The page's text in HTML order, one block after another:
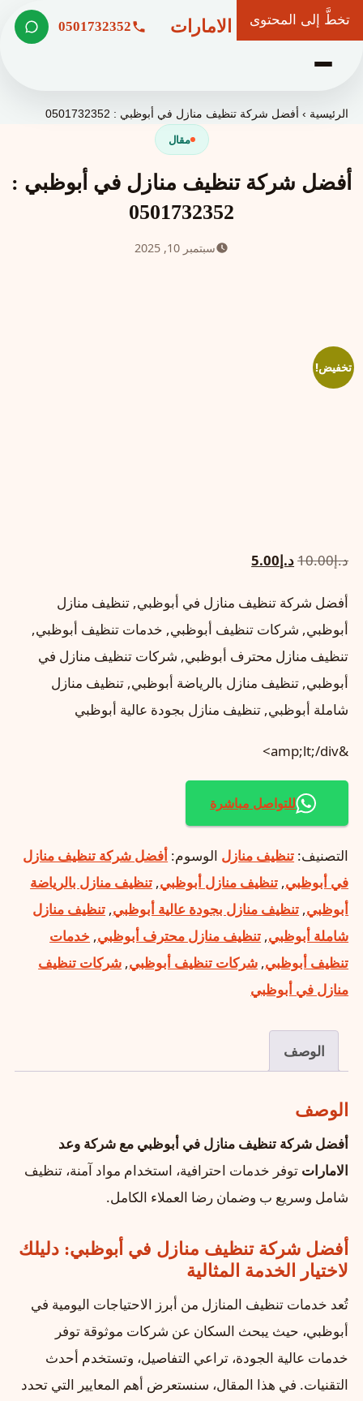
تخطَّ إلى المحتوى
شركة وعد الامارات 0501732352
الرئيسية ›أفضل شركة تنظيف منازل في أبوظبي : 0501732352
مقال
أفضل شركة تنظيف منازل في أبوظبي :
0501732352
سبتمبر 10, 2025
تخفيض!
د.إ10.00السعر
هو:
د.إ10.00.
د.إ5.00السعر
هو:
د.إ5.00.
أفضل شركة تنظيف منازل في أبوظبي, تنظيف منازل
أبوظبي, شركات تنظيف أبوظبي, خدمات تنظيف أبوظبي,
تنظيف منازل محترف أبوظبي, شركات تنظيف منازل في
أبوظبي, تنظيف منازل بالرياضة أبوظبي, تنظيف منازل
شاملة أبوظبي, تنظيف منازل بجودة عالية أبوظبي
&amp;lt;/div>
للتواصل مباشرة
التصنيف: تنظيف منازل الوسوم: أفضل شركة تنظيف منازل
في أبوظبي, تنظيف منازل أبوظبي, تنظيف منازل بالرياضة
أبوظبي, تنظيف منازل بجودة عالية أبوظبي, تنظيف منازل
شاملة أبوظبي, تنظيف منازل محترف أبوظبي, خدمات
تنظيف أبوظبي, شركات تنظيف أبوظبي, شركات تنظيف
منازل في أبوظبي
الوصف
الوصف
أفضل شركة تنظيف منازل في أبوظبي مع شركة وعد
الامارات توفر خدمات احترافية، استخدام مواد آمنة، تنظيف
شامل وسريع ب وضمان رضا العملاء الكامل.
أفضل شركة تنظيف منازل في أبوظبي: دليلك
لاختيار الخدمة المثالية
تُعد خدمات تنظيف المنازل من أبرز الاحتياجات اليومية في
أبوظبي، حيث يبحث السكان عن شركات موثوقة توفر
خدمات عالية الجودة، تراعي التفاصيل، وتستخدم أحدث
التقنيات. في هذا المقال، سنستعرض أهم المعايير التي تحدد